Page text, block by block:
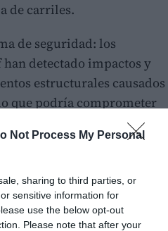
Not Process My Personal
sharing to third parties, or
sensitive information for
use the below opt-out
Please note that after your
de carriles.
de seguridad: los
han detectado impactos y
estructurales causados
que podría comprometer
a la circulación de los